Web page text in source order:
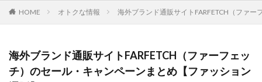
HOME オトクな情報 海外ブランド通販サイトFARFETCH（ファ
海外ブランド通販サイトFARFETCH（ファーフェッ
チ）のセール・キャンペーンまとめ【ファッション